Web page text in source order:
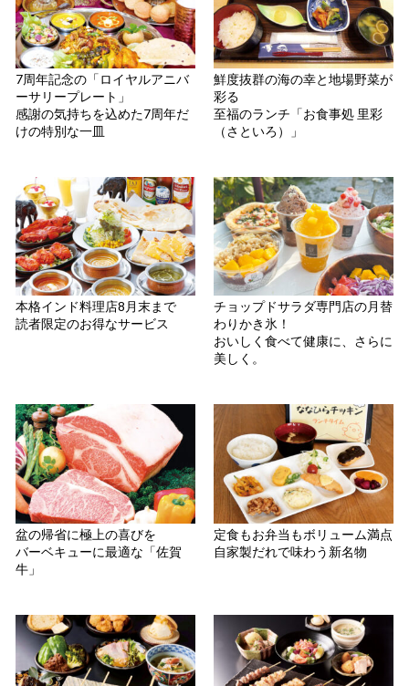
7周年記念の「ロイヤルアニバ
ーサリープレート」
感謝の気持ちを込めた7周年だ
けの特別な一皿
鮮度抜群の海の幸と地場野菜が
彩る
至福のランチ「お食事処 里彩
（さといろ）」
本格インド料理店8月末まで
読者限定のお得なサービス
チョップドサラダ専門店の月替
わりかき氷！
おいしく食べて健康に、さらに
美しく。
盆の帰省に極上の喜びを
バーベキューに最適な「佐賀
牛」
定食もお弁当もボリューム満点
自家製だれで味わう新名物